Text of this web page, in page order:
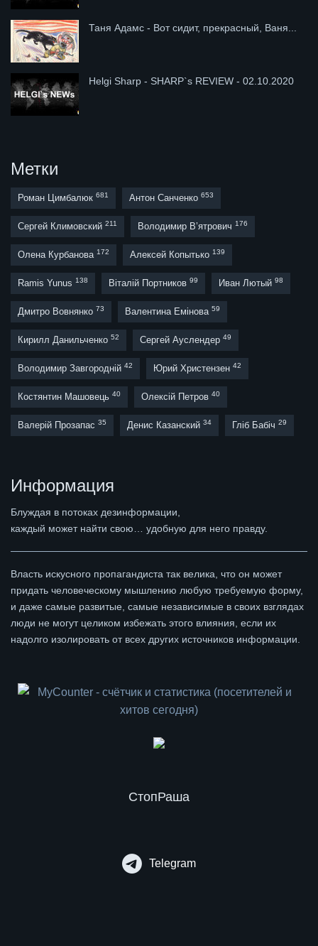
Таня Адамс - Вот сидит, прекрасный, Ваня...
Helgi Sharp - SHARP`s REVIEW - 02.10.2020
Метки
Роман Цимбалюк 681 Антон Санченко 653
Сергей Климовский 211 Володимир В’ятрович 176
Олена Курбанова 172 Алексей Копытько 139
Ramis Yunus 138 Віталій Портников 99 Иван Лютый 98
Дмитро Вовнянко 73 Валентина Емінова 59
Кирилл Данильченко 52 Сергей Ауслендер 49
Володимир Завгородній 42 Юрий Христензен 42
Костянтин Машовець 40 Олексій Петров 40
Валерій Прозапас 35 Денис Казанский 34 Гліб Бабіч 29
Информация
Блуждая в потоках дезинформации,
каждый может найти свою… удобную для него правду.
Власть искусного пропагандиста так велика, что он может
придать человеческому мышлению любую требуемую форму,
и даже самые развитые, самые независимые в своих взглядах
люди не могут целиком избежать этого влияния, если их
надолго изолировать от всех других источников информации.
СтопРаша
Telegram